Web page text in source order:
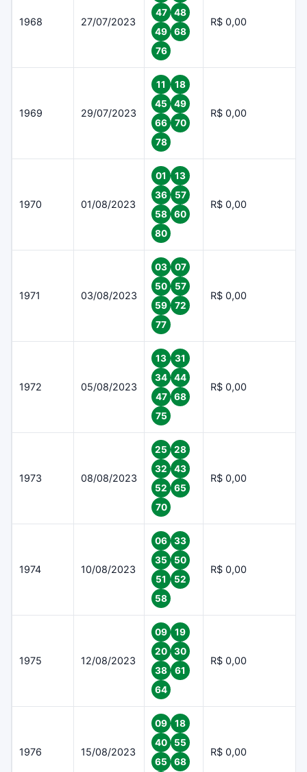
1968 27/07/2023
47
48
49
68
76
R$ 0,00
1969 29/07/2023
11
18
45
49
66
70
78
R$ 0,00
1970 01/08/2023
01
13
36
57
58
60
80
R$ 0,00
1971 03/08/2023
03
07
50
57
59
72
77
R$ 0,00
1972 05/08/2023
13
31
34
44
47
68
75
R$ 0,00
1973 08/08/2023
25
28
32
43
52
65
70
R$ 0,00
1974 10/08/2023
06
33
35
50
51
52
58
R$ 0,00
1975 12/08/2023
09
19
20
30
38
61
64
R$ 0,00
1976 15/08/2023
09
18
40
55
65
68
R$ 0,00